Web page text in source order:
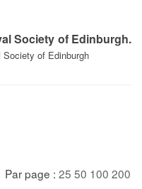
Society of Edinburgh.
of Edinburgh
Par page : 25 50 100 200